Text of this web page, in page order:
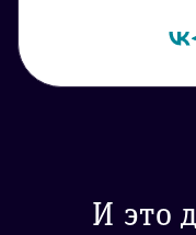
И это